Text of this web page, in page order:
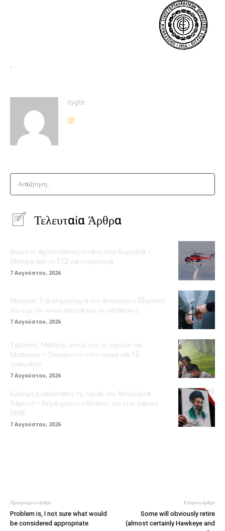
.
sygte
Αναζήτηση..
Τελευταία Άρθρα
Φωτιά σε αγροτοδασική έκταση στην Κορινθία –
Μήνυμα από το 112 για ετοιμότητα
7 Αυγούστου, 2026
Μυστράς: Για πλημμέλημα στο αυτόφωρο ο 55χρονος
που είχε τον νεκρό πατέρα του σε καταψύκτη
7 Αυγούστου, 2026
Ταϊλάνδη: Μαθητής άνοιξε πυρ σε σχολείο της
Μπανγκόκ – Τουλάχιστον επτά νεκροί και 15
τραυματίες
7 Αυγούστου, 2026
Κρίσιμη η κατάσταση της υγείας του Μοτζτάμπα
Χαμενεΐ – Θέμα χρόνου ο θάνατός του λένε ιρανικά
ΜΜΕ
7 Αυγούστου, 2026
Προηγούμενο άρθρο
Problem is, I not sure what would
be considered appropriate
Επόμενο άρθρο
Some will obviously retire
(almost certainly Hawkeye and